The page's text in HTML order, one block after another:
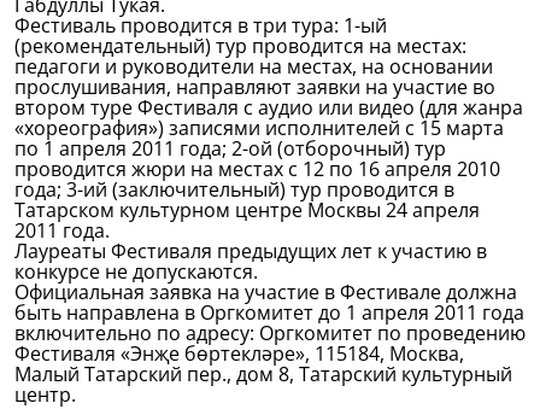
Фестиваль проводится в три тура: 1-ый
(рекомендательный) тур проводится на местах:
педагоги и руководители на местах, на основании
прослушивания, направляют заявки на участие во
втором туре Фестиваля с аудио или видео (для жанра
«хореография») записями исполнителей с 15 марта
по 1 апреля 2011 года; 2-ой (отборочный) тур
проводится жюри на местах с 12 по 16 апреля 2010
года; 3-ий (заключительный) тур проводится в
Татарском культурном центре Москвы 24 апреля
2011 года.
Лауреаты Фестиваля предыдущих лет к участию в
конкурсе не допускаются.
Официальная заявка на участие в Фестивале должна
быть направлена в Оргкомитет до 1 апреля 2011 года
включительно по адресу: Оргкомитет по проведению
Фестиваля «Энҗе бөртекләре», 115184, Москва,
Малый Татарский пер., дом 8, Татарский культурный
центр.